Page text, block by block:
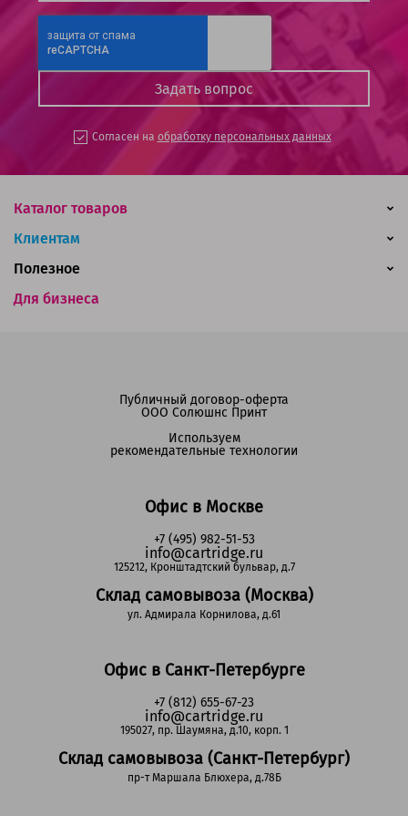
Согласен на обработку персональных данных
Каталог товаров
Клиентам
Для бизнеса
Полезное
Офис в Москве
+7 (495) 982-51-53
info@cartridge.ru
125212, Кронштадтский бульвар, д.7
Склад самовывоза (Москва)
ул. Адмирала Корнилова, д.61
Офис в Санкт-Петербурге
+7 (812) 655-67-23
info@cartridge.ru
195027, пр. Шаумяна, д.10, корп. 1
Склад самовывоза (Санкт-Петербург)
пр-т Маршала Блюхера, д.78Б
Публичный договор-оферта
ООО Солюшнс Принт
Используем
рекомендательные технологии